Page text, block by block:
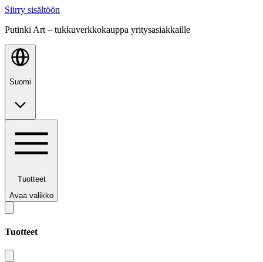
Siirry sisältöön
Putinki Art – tukkuverkkokauppa yritysasiakkaille
Suomi
Tuotteet
Avaa valikko
Tuotteet